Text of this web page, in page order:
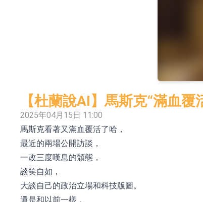
依米康：海外交付以東南亞、中東市
上交所：財通多策略福鑫定期開放靈
上交所：景順長城全球半導體芯片產
【異動股】港股跌幅榜前十，卡森國際
【異動股】港股漲幅榜前十，拿森科技
神火股份：新疆神火鋁水轉化率已100%
【異動股】焦炭Ⅲ板塊下挫，陝西黑貓
浙江證監局對財通證券股份有限公司採
【杜蘭說AI】馬斯克“滿血
2025年04月15日 11:00
馬斯克看著又滿血覆活了哈，
最近的兩場公開訪談，
一改三度嘆息的頹態，
談笑自如，
大談自己的政治立場和科技版圖。
還是和以前一樣，